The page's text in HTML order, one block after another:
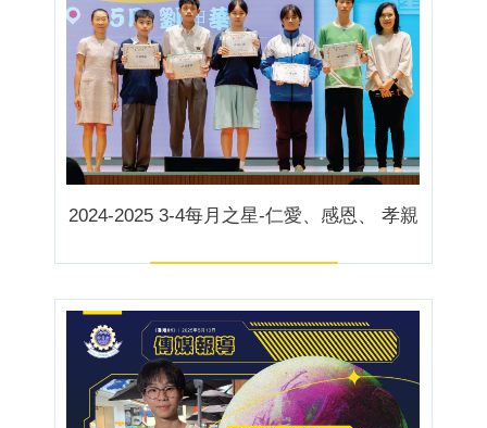
2024-2025 3-4每月之星-仁愛、感恩、 孝親